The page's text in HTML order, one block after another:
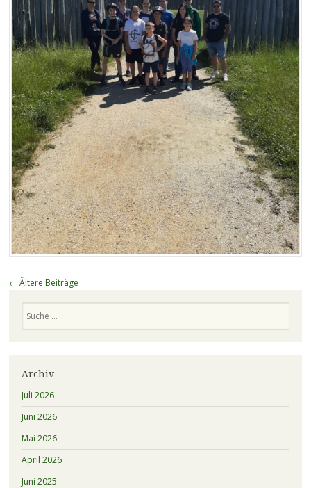
Beitragsnavigation
← Ältere Beiträge
Archiv
Juli 2026
Juni 2026
Mai 2026
April 2026
Juni 2025